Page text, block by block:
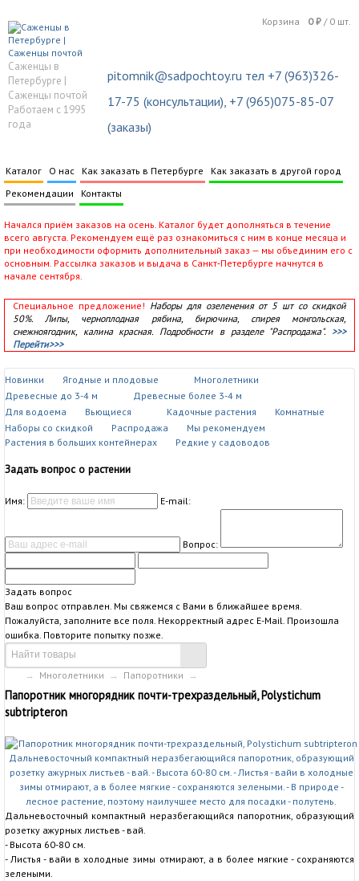
Саженцы в
Петербурге |
Саженцы почтой
Работаем с 1995
года
Корзина 0₽ / 0 шт.
pitomnik@sadpochtoy.ru тел +7 (963)326-
17-75 (консультации), +7 (965)075-85-07
(заказы)
Каталог О нас Как заказать в Петербурге
Как заказать в другой город
Рекомендации
Контакты
Начался приём заказов на осень. Каталог будет дополняться в течение
всего августа. Рекомендуем ещё раз ознакомиться с ним в конце месяца и
при необходимости оформить дополнительный заказ — мы объединим его с
основным. Рассылка заказов и выдача в Санкт‑Петербурге начнутся в
начале сентября.
Специальное предложение! Наборы для озеленения от 5 шт со скидкой
50%. Липы, черноплодная рябина, бирючина, спирея монгольская,
снежноягодник, калина красная. Подробности в разделе "Распродажа". >>>
Перейти>>>
Новинки Ягодные и плодовые
Многолетники
Древесные до 3-4 м
Древесные более 3-4 м
Для водоема
Вьющиеся Кадочные растения
Комнатные
Наборы со скидкой
Распродажа
Мы рекомендуем
Растения в больших контейнерах
Редкие у садоводов
Задать вопрос о растении
Имя: E-mail:
Вопрос:
Задать вопрос
Ваш вопрос отправлен. Мы свяжемся с Вами в ближайшее время.
Пожалуйста, заполните все поля. Некорректный адрес E-Mail. Произошла
ошибка. Повторите попытку позже.
→ Многолетники → Папоротники →
Папоротник многорядник почти-трехраздельный, Polystichum
subtripteron
Дальневосточный компактный неразбегающийся папоротник, образующий
розетку ажурных листьев - вай.
- Высота 60-80 см.
- Листья - вайи в холодные зимы отмирают, а в более мягкие - сохраняются
зелеными.